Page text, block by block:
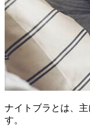
ナイトブラとは、
す。